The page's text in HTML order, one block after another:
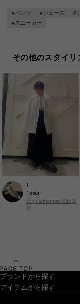
#パンツ #シューズ #
#スニーカー
その他のスタイリ
T
155cm
Yohji Yamamoto 梅田阪
急
ブランドから探す
アイテムから探す